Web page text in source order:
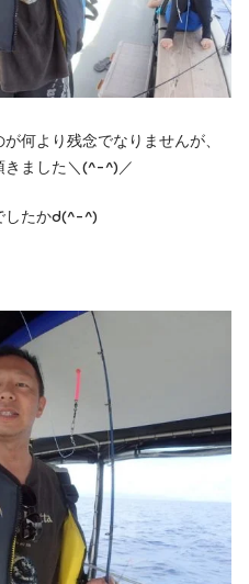
何より残念でなりませんが、
きました＼(^-^)／
したかd(^-^)